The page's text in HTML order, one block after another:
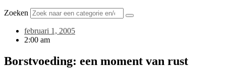
Zoeken
februari 1, 2005
2:00 am
Borstvoeding: een moment van rust